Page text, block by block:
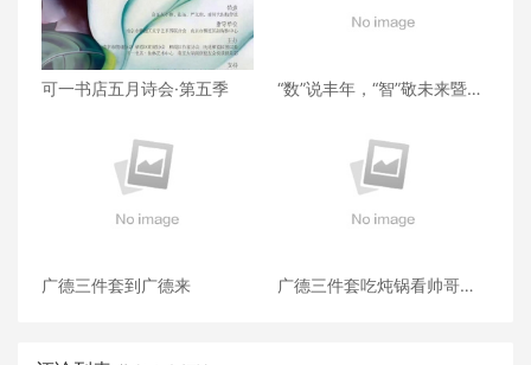
可一书店五月诗会·第五季
“数”说丰年，“智”敬未来暨佳
广德三件套到广德来
广德三件套吃炖锅看帅哥跑